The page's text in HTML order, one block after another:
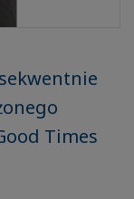
Times